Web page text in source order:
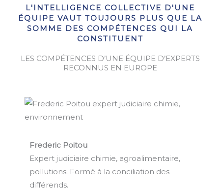
L'INTELLIGENCE COLLECTIVE D'UNE
ÉQUIPE VAUT TOUJOURS PLUS QUE LA
SOMME DES COMPÉTENCES QUI LA
CONSTITUENT
LES COMPÉTENCES D’UNE ÉQUIPE D’EXPERTS
RECONNUS EN EUROPE
Frederic Poitou
Expert judiciaire chimie, agroalimentaire,
pollutions. Formé à la conciliation des
différends.